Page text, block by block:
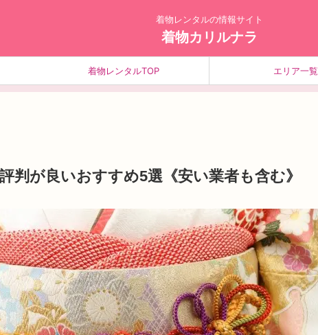
着物レンタルの情報サイト
着物カリルナラ
着物レンタルTOP エリア一覧
判が良いおすすめ5選《安い業者も含む》